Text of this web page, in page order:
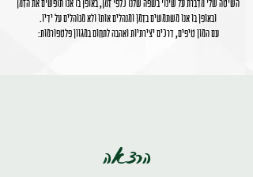
השיטה שלי מדברת על שינוי בשפה שלנו כלפי זמן, באופן בו אנו תופשים את הזמן
ובאופן בו אנו משתמשים בזמן ומנהלים אותו ולא מנוהלים על ידיו.
עם המון טיפים, דרכים יצירתיות ואהבה לתחום במגוון פלטפורמות:
הרצאה